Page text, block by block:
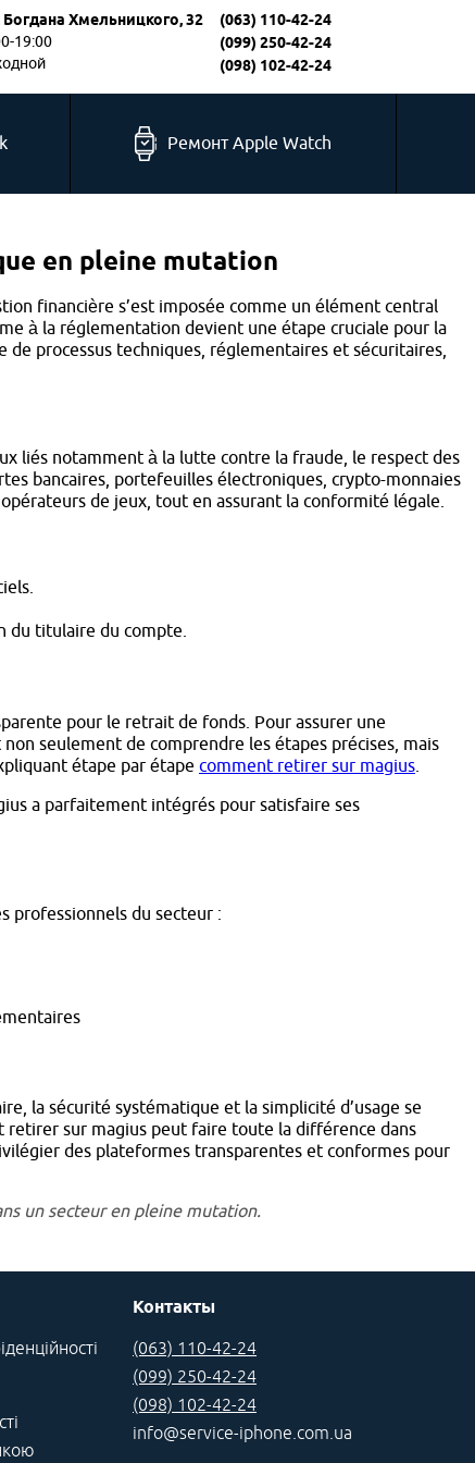
(063) 110-42-24
(099) 250-42-24
(098) 102-42-24
Богдана Хмельницкого, 32
19:00
Ремонт Apple Watch
en pleine mutation
financière s’est imposée comme un élément central
à la réglementation devient une étape cruciale pour la
processus techniques, réglementaires et sécuritaires,
liés notamment à la lutte contre la fraude, le respect des
bancaires, portefeuilles électroniques, crypto-monnaies
de jeux, tout en assurant la conformité légale.
du titulaire du compte.
pour le retrait de fonds. Pour assurer une
seulement de comprendre les étapes précises, mais
étape par étape comment retirer sur magius.
a parfaitement intégrés pour satisfaire ses
professionnels du secteur :
la sécurité systématique et la simplicité d’usage se
retirer sur magius peut faire toute la différence dans
des plateformes transparentes et conformes pour
un secteur en pleine mutation.
Контакты
(063) 110-42-24
(099) 250-42-24
(098) 102-42-24
info@service-iphone.com.ua